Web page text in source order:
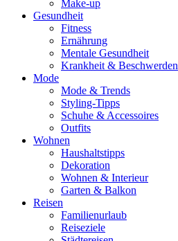
Make-up
Gesundheit
Fitness
Ernährung
Mentale Gesundheit
Krankheit & Beschwerden
Mode
Mode & Trends
Styling-Tipps
Schuhe & Accessoires
Outfits
Wohnen
Haushaltstipps
Dekoration
Wohnen & Interieur
Garten & Balkon
Reisen
Familienurlaub
Reiseziele